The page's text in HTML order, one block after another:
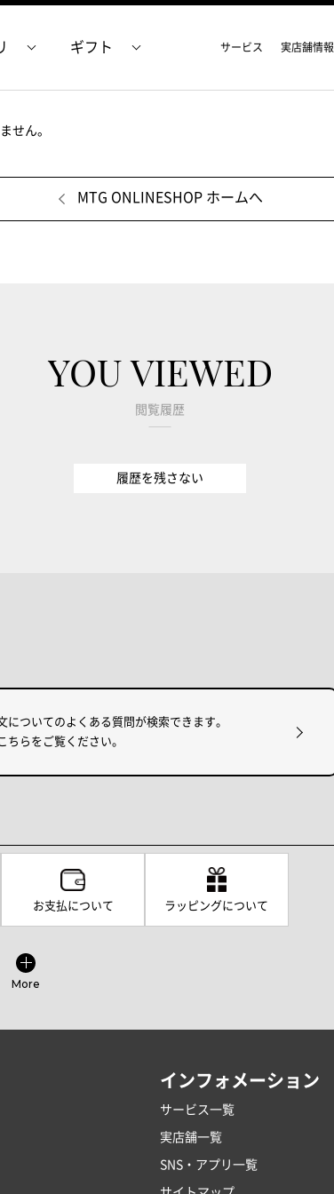
ギフト サービス 実店舗情報
せん。
MTG ONLINESHOP ホームへ
YOU VIEWED
閲覧履歴
履歴を残さない
についてのよくある質問が検索できます。
ちらをご覧ください。
お支払について ラッピングについて
More
インフォメーション
サービス一覧
実店舗一覧
SNS・アプリ一覧